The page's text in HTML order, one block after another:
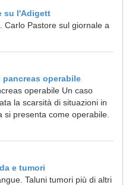
su l'Adigett
Carlo Pastore sul giornale a
pancreas operabile
operabile Un caso
la scarsità di situazioni in
presenta come operabile.
e tumori
Taluni tumori più di altri